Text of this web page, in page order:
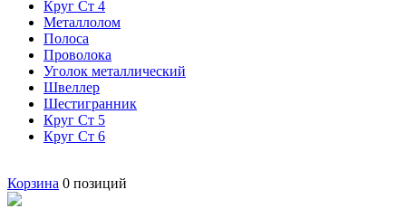
Круг Ст 4
Металлолом
Полоса
Проволока
Уголок металлический
Швеллер
Шестигранник
Круг Ст 5
Круг Ст 6
Корзина 0 позиций